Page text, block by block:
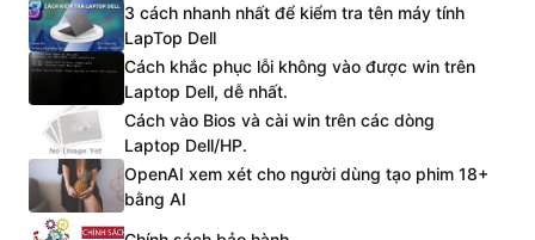
3 cách nhanh nhất để kiểm tra tên máy tính
LapTop Dell
Cách khắc phục lỗi không vào được win trên
Laptop Dell, dễ nhất.
Cách vào Bios và cài win trên các dòng
Laptop Dell/HP.
OpenAI xem xét cho người dùng tạo phim 18+
bằng AI